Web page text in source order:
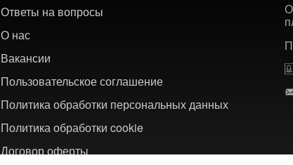
Ответы на вопросы
О нас
Вакансии
Пользовательское соглашение
Политика обработки персональных данных
Политика обработки cookie
Договор оферты